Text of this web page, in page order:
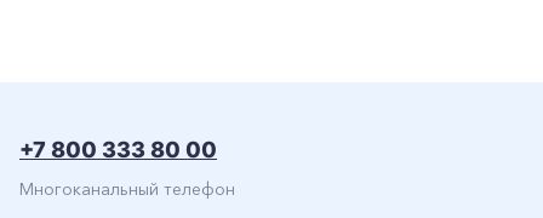
+7 800 333 80 00
Многоканальный телефон